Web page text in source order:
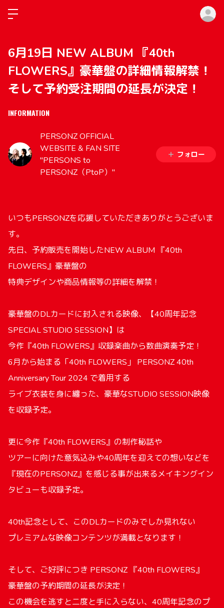
6月19日 NEW ALBUM 『40th
FLOWERS』豪華盤の詳細情報解禁！
そして予約受注期間の延長が決定！
INFORMATION
PERSONZ OFFICIAL
WEBSITE & FAN SITE
"PERSONS to
PERSONZ（PtoP）"
フォロー
いつもPERSONZを応援していただきありがとうございま
す。
先日、予約販売を開始したNEW ALBUM 『40th
FLOWERS』豪華盤の
特典デザインや商品情報等の詳細を解禁！
豪華盤のDLカードに封入される映像、【40周年記念
SPECIAL STUDIO SESSION】は
今作『40th FLOWERS』収録楽曲から数曲演奏予定！
6月から始まる「40th FLOWERS」 PERSONZ 40th
Anniversary Tour 2024 で着用する
ライブ衣装を身に纏った、豪華なSTUDIO SESSION映像
を収録予定。
更に今作『40th FLOWERS』の制作秘話や
ツアーに向けた意気込みや40周年を迎えての想いなどを
『現在のPERSONZ』を感じる事が出来るメイキングイン
タビューも収録予定。
40th記念として、このDLカードのみでしか見れない
プレミアムな映像コンテンツが満載となります！
そして、ご好評につき PERSONZ 『40th FLOWERS』
豪華盤の予約期間の延長が決定！
この機会を逃すと二度と手に入らない、40周年記念のプ